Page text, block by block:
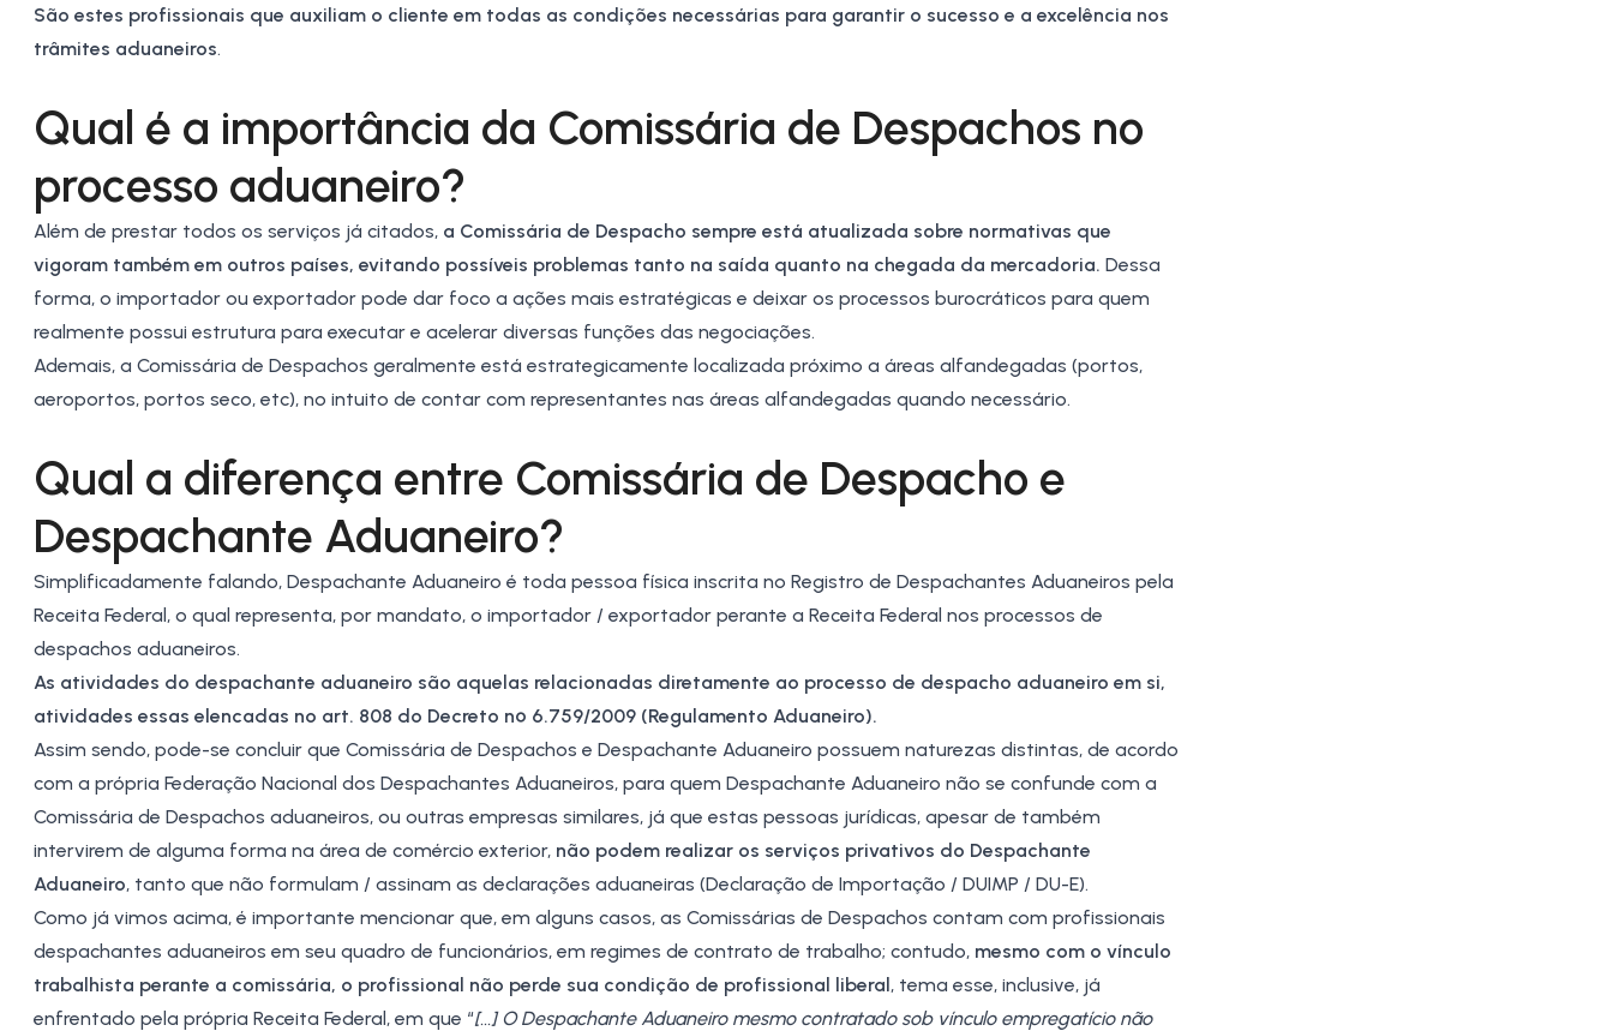
São estes profissionais que auxiliam o cliente em todas as condições necessárias para garantir o sucesso e a excelência nos
trâmites aduaneiros.
Qual é a importância da Comissária de Despachos no
processo aduaneiro?
Além de prestar todos os serviços já citados, a Comissária de Despacho sempre está atualizada sobre normativas que
vigoram também em outros países, evitando possíveis problemas tanto na saída quanto na chegada da mercadoria. Dessa
forma, o importador ou exportador pode dar foco a ações mais estratégicas e deixar os processos burocráticos para quem
realmente possui estrutura para executar e acelerar diversas funções das negociações.
Ademais, a Comissária de Despachos geralmente está estrategicamente localizada próximo a áreas alfandegadas (portos,
aeroportos, portos seco, etc), no intuito de contar com representantes nas áreas alfandegadas quando necessário.
Qual a diferença entre Comissária de Despacho e
Despachante Aduaneiro?
Simplificadamente falando, Despachante Aduaneiro é toda pessoa física inscrita no Registro de Despachantes Aduaneiros pela
Receita Federal, o qual representa, por mandato, o importador / exportador perante a Receita Federal nos processos de
despachos aduaneiros.
As atividades do despachante aduaneiro são aquelas relacionadas diretamente ao processo de despacho aduaneiro em si,
atividades essas elencadas no art. 808 do Decreto nº 6.759/2009 (Regulamento Aduaneiro).
Assim sendo, pode-se concluir que Comissária de Despachos e Despachante Aduaneiro possuem naturezas distintas, de acordo
com a própria Federação Nacional dos Despachantes Aduaneiros, para quem Despachante Aduaneiro não se confunde com a
Comissária de Despachos aduaneiros, ou outras empresas similares, já que estas pessoas jurídicas, apesar de também
intervirem de alguma forma na área de comércio exterior, não podem realizar os serviços privativos do Despachante
Aduaneiro, tanto que não formulam / assinam as declarações aduaneiras (Declaração de Importação / DUIMP / DU-E).
Como já vimos acima, é importante mencionar que, em alguns casos, as Comissárias de Despachos contam com profissionais
despachantes aduaneiros em seu quadro de funcionários, em regimes de contrato de trabalho; contudo, mesmo com o vínculo
trabalhista perante a comissária, o profissional não perde sua condição de profissional liberal, tema esse, inclusive, já
enfrentado pela própria Receita Federal, em que “[...] O Despachante Aduaneiro mesmo contratado sob vínculo empregatício não